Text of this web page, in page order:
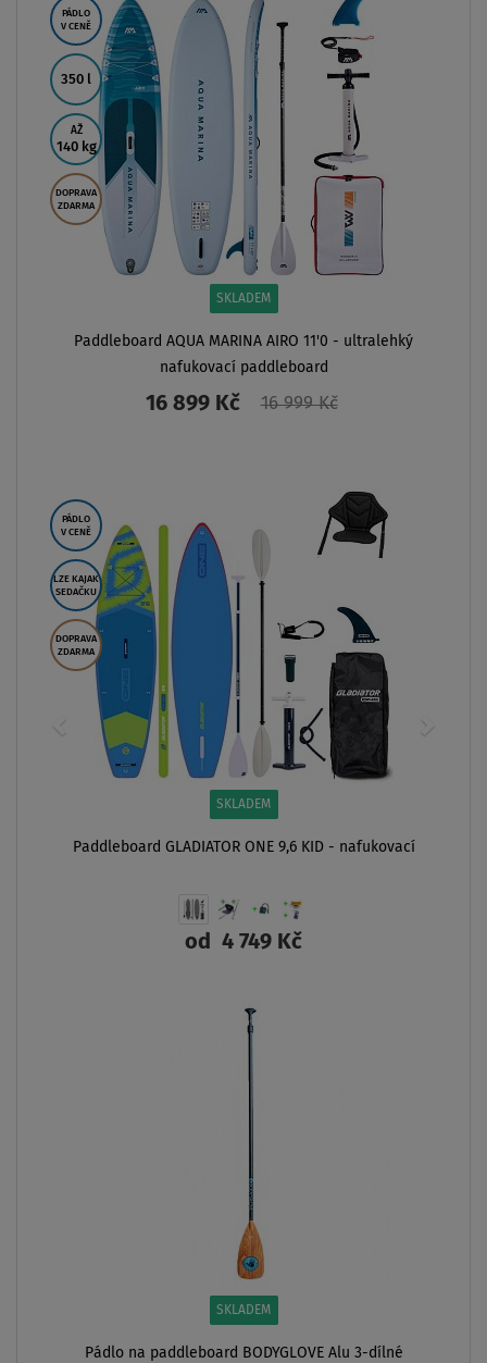
PÁDLO
V CENĚ
350 l
AŽ
140 kg
DOPRAVA
ZDARMA
SKLADEM
Paddleboard AQUA MARINA AIRO 11'0 - ultralehký
nafukovací paddleboard
16 899 Kč 16 999 Kč
PÁDLO
V CENĚ
LZE KAJAK
SEDAČKU
DOPRAVA
ZDARMA
SKLADEM
Paddleboard GLADIATOR ONE 9,6 KID - nafukovací
od4 749 Kč
SKLADEM
Pádlo na paddleboard BODYGLOVE Alu 3-dílné